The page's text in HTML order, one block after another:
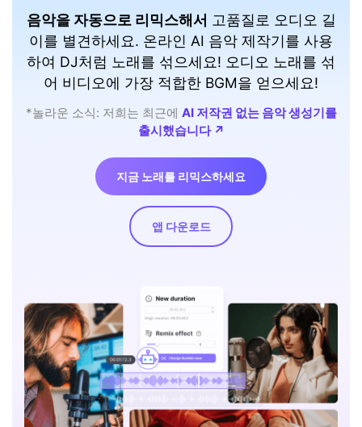
음악을 자동으로 리믹스해서 고품질로 오디오 길
이를 별견하세요. 온라인 AI 음악 제작기를 사용
하여 DJ처럼 노래를 섞으세요! 오디오 노래를 섞
어 비디오에 가장 적합한 BGM을 얻으세요!
*놀라운 소식: 저희는 최근에 AI 저작권 없는 음악 생성기를
출시했습니다 ↗
지금 노래를 리믹스하세요
앱 다운로드